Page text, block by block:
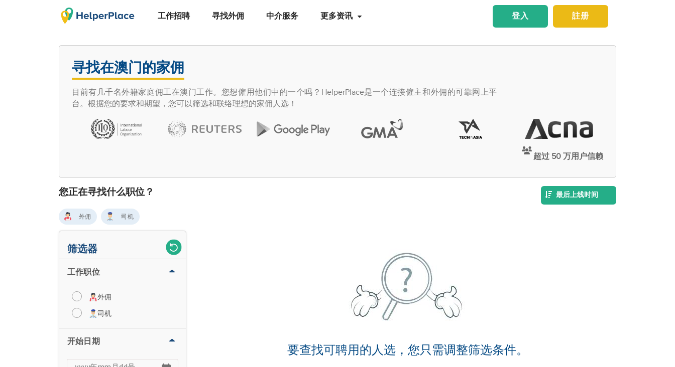
工作招聘 寻找外佣 中介服务 更多资讯 註册
登入
寻找在澳门的家佣
目前有几千名外籍家庭佣工在澳门工作。您想僱用他们中的一个吗？HelperPlace是一个连接僱主和外佣的可靠网上平
台。根据您的要求和期望，您可以筛选和联络理想的家佣人选！
超过 50 万用户信赖
您正在寻找什么职位？ 最后上线时间
外佣 司机
筛选器
工作职位
外佣
司机
开始日期
要查找可聘用的人选，您只需调整筛选条件。